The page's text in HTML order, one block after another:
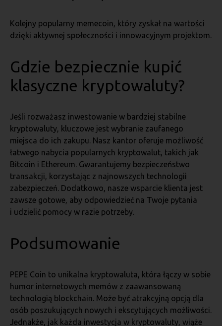
Kolejny popularny memecoin, który zyskał na wartości
dzięki aktywnej społeczności i innowacyjnym projektom.
Gdzie bezpiecznie kupić
klasyczne kryptowaluty?
Jeśli rozważasz inwestowanie w bardziej stabilne
kryptowaluty, kluczowe jest wybranie zaufanego
miejsca do ich zakupu. Nasz kantor oferuje możliwość
łatwego nabycia popularnych kryptowalut, takich jak
Bitcoin i Ethereum. Gwarantujemy bezpieczeństwo
transakcji, korzystając z najnowszych technologii
zabezpieczeń. Dodatkowo, nasze wsparcie klienta jest
zawsze gotowe, aby odpowiedzieć na Twoje pytania
i udzielić pomocy w razie potrzeby.
Podsumowanie
PEPE Coin to unikalna kryptowaluta, która łączy w sobie
humor internetowych memów z zaawansowaną
technologią blockchain. Może być atrakcyjną opcją dla
osób poszukujących nowych i ekscytujących możliwości.
Jednakże, jak każda inwestycja w kryptowaluty, wiąże